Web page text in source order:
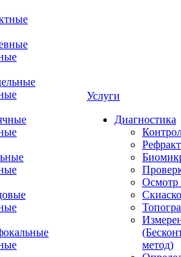
Услуги
Диагностика
Осмотр
метод)